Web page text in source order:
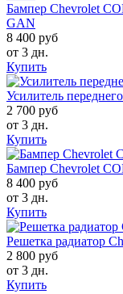
Бампер Chevrolet
GAN
8 400 руб
от 3 дн.
Купить
Усилитель
2 700 руб
от 3 дн.
Купить
Бампер Chevrolet
8 400 руб
от 3 дн.
Купить
Решетка радиатор
2 800 руб
от 3 дн.
Купить